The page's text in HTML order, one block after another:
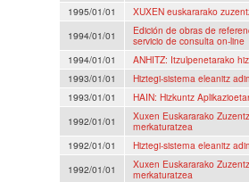
1995/01/01
XUXEN euskararako
1994/01/01
Edición de obras de
servicio de consulta on-line
1994/01/01
ANHITZ: Itzulpenetarako
1993/01/01
Hiztegi-sistema eleanitz
1993/01/01
HAIN: Hizkuntz
1992/01/01
Xuxen Euskararako
merkaturatzea
1992/01/01
Hiztegi-sistema eleanitz
1992/01/01
Xuxen Euskararako
merkaturatzea